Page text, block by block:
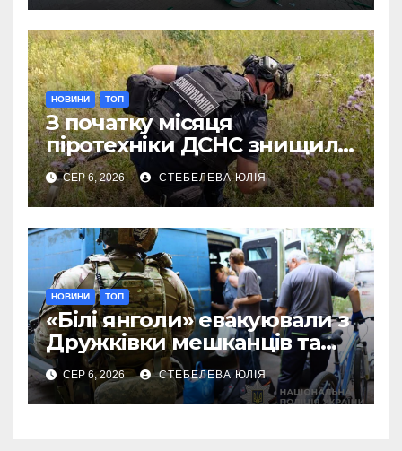
НОВИНИ ТОП
З початку місяця
піротехніки ДСНС знищили
18 вибухонебезпечних
предметів
СЕР 6, 2026 СТЕБЕЛЕВА ЮЛІЯ
НОВИНИ ТОП
«Білі янголи» евакуювали з
Дружківки мешканців та
їхніх домашніх улюбленців
СЕР 6, 2026 СТЕБЕЛЕВА ЮЛІЯ